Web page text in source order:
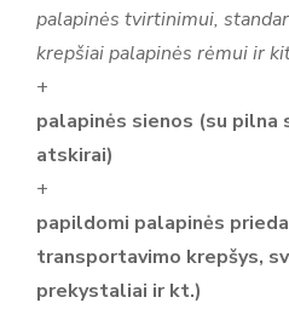
palapinės tvirtinimui,
krepšiai palapinės rėmui ir
+
palapinės sienos (su pilna
atskirai)
+
papildomi palapinės
transportavimo krepšys,
prekystaliai ir kt.)
skaitmeninio spausdinimo
sublimacines technologijas,
vaizdą net ir dažnai naudojant
Kiekvienas produktas – nuo
vėliavos ar stalo – pereina
Mitko išsiskiria išskirtiniu
pristatymo klientas gali tikėtis
pritaikymo pagal poreikius ir
įskaitant atsargines dalis bei